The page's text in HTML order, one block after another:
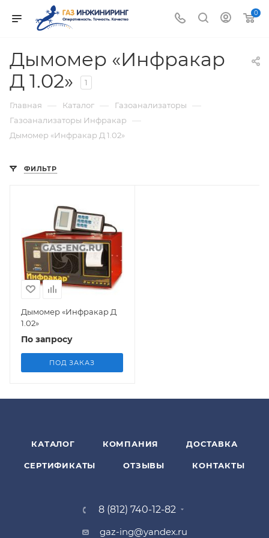
0
Дымомер «Инфракар
Д 1.02»
1
Главная — Каталог — Газоанализаторы —
Газоанализаторы Инфракар —
Дымомер «Инфракар Д 1.02»
ФИЛЬТР
Дымомер «Инфракар Д
1.02»
По запросу
ПОД ЗАКАЗ
КАТАЛОГ КОМПАНИЯ ДОСТАВКА
СЕРТИФИКАТЫ ОТЗЫВЫ КОНТАКТЫ
8 (812) 740-12-82
gaz-ing@yandex.ru